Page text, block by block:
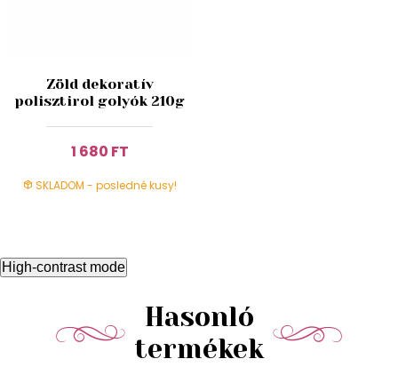
Zöld dekoratív
polisztirol golyók 210g
1 680 FT
SKLADOM - posledné kusy!
High-contrast mode
Hasonló
termékek